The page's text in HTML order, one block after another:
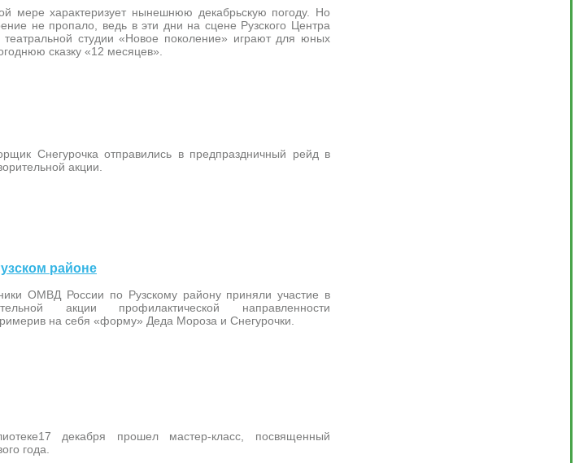
мере характеризует нынешнюю декабрьскую погоду. Но
не пропало, ведь в эти дни на сцене Рузского Центра
театральной студии «Новое поколение» играют для юных
сказку «12 месяцев».
Снегурочка отправились в предпраздничный рейд в
акции.
районе
ОМВД России по Рузскому району приняли участие в
акции профилактической направленности
на себя «форму» Деда Мороза и Снегурочки.
декабря прошел мастер-класс, посвященный
года.